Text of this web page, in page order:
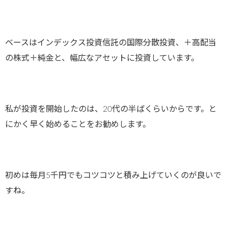
ベースはインデックス投資信託の国際分散投資、＋高配当
の株式＋純金と、幅広なアセットに投資しています。
私が投資を開始したのは、20代の半ばくらいからです。と
にかく早く始めることをお勧めします。
初めは毎月5千円でもコツコツと積み上げていくのが良いで
すね。